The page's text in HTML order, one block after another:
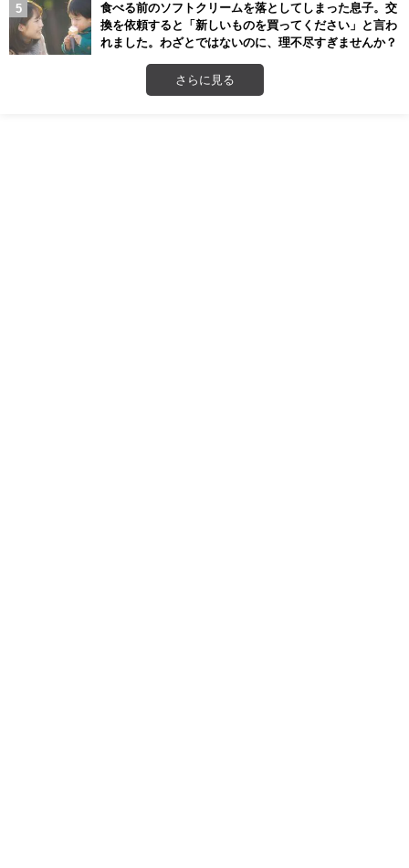
食べる前のソフトクリームを落としてしまった息子。交
換を依頼すると「新しいものを買ってください」と言わ
れました。わざとではないのに、理不尽すぎませんか？
さらに見る